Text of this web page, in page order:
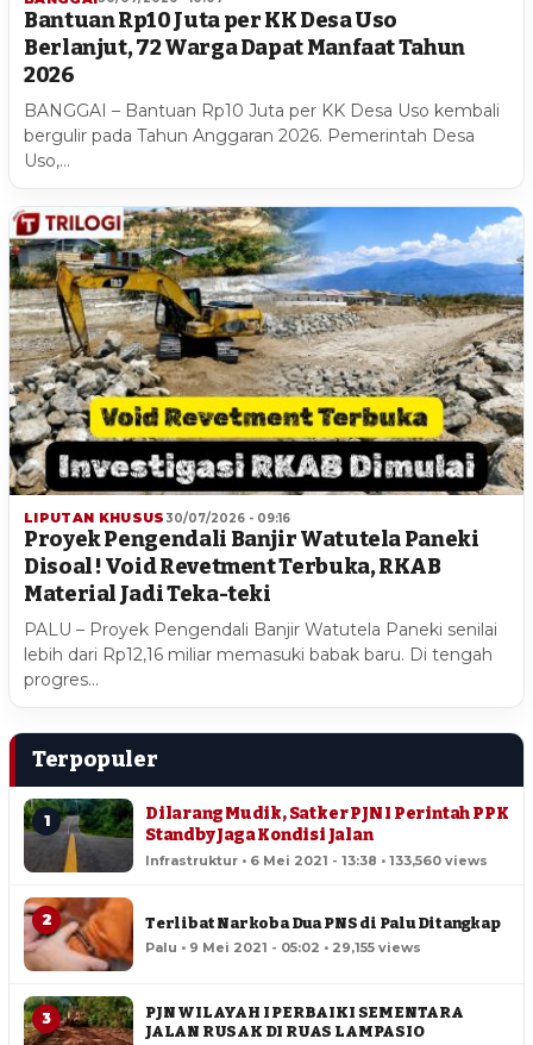
Bantuan Rp10 Juta per KK Desa Uso
Berlanjut, 72 Warga Dapat Manfaat Tahun
2026
BANGGAI – Bantuan Rp10 Juta per KK Desa Uso kembali
bergulir pada Tahun Anggaran 2026. Pemerintah Desa
Uso,…
LIPUTAN KHUSUS 30/07/2026 - 09:16
Proyek Pengendali Banjir Watutela Paneki
Disoal ! Void Revetment Terbuka, RKAB
Material Jadi Teka-teki
PALU – Proyek Pengendali Banjir Watutela Paneki senilai
lebih dari Rp12,16 miliar memasuki babak baru. Di tengah
progres…
Terpopuler
1
Dilarang Mudik, Satker PJN I Perintah PPK
Standby Jaga Kondisi Jalan
Infrastruktur • 6 Mei 2021 - 13:38 • 133,560 views
2 Terlibat Narkoba Dua PNS di Palu Ditangkap
Palu • 9 Mei 2021 - 05:02 • 29,155 views
3
PJN WILAYAH I PERBAIKI SEMENTARA
JALAN RUSAK DI RUAS LAMPASIO